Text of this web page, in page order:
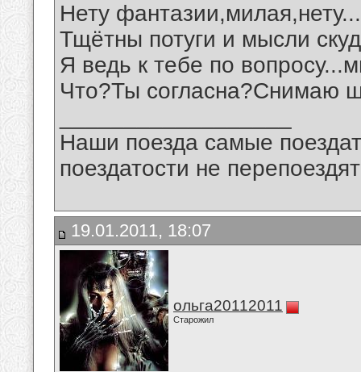
Нету фантазии,милая,нету...
Тщётны потуги и мысли
Я ведь к тебе по
Что?Ты согласна?Снимаю
Наши поезда самые
поездатости не
19.01.2011, 18:07
ольга20112011
Старожил